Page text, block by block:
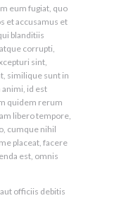
eum fugiat, quo
et accusamus et
blanditiis
corrupti,
sint,
similique sunt in
id est
quidem rerum
libero tempore,
cumque nihil
placeat, facere
est, omnis
officiis debitis